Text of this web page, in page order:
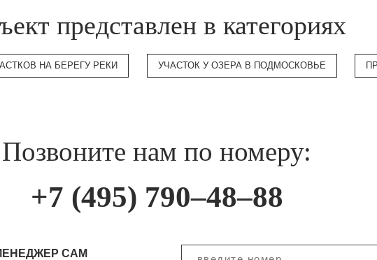
представлен в категориях
НА БЕРЕГУ РЕКИ УЧАСТОК У ОЗЕРА В ПОДМОСКОВЬЕ
Позвоните нам по номеру:
+7 (495) 790–48–88
САМ